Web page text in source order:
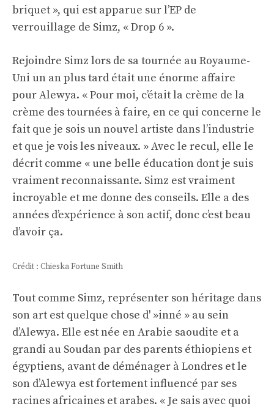
briquet », qui est apparue sur l’EP de
verrouillage de Simz, « Drop 6 ».
Rejoindre Simz lors de sa tournée au Royaume-
Uni un an plus tard était une énorme affaire
pour Alewya. « Pour moi, c’était la crème de la
crème des tournées à faire, en ce qui concerne le
fait que je sois un nouvel artiste dans l’industrie
et que je vois les niveaux. » Avec le recul, elle le
décrit comme « une belle éducation dont je suis
vraiment reconnaissante. Simz est vraiment
incroyable et me donne des conseils. Elle a des
années d’expérience à son actif, donc c’est beau
d’avoir ça.
Crédit : Chieska Fortune Smith
Tout comme Simz, représenter son héritage dans
son art est quelque chose d' »inné » au sein
d’Alewya. Elle est née en Arabie saoudite et a
grandi au Soudan par des parents éthiopiens et
égyptiens, avant de déménager à Londres et le
son d’Alewya est fortement influencé par ses
racines africaines et arabes. « Je sais avec quoi